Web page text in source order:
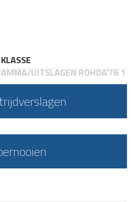
UITSLAGEN ROHDA'76 1